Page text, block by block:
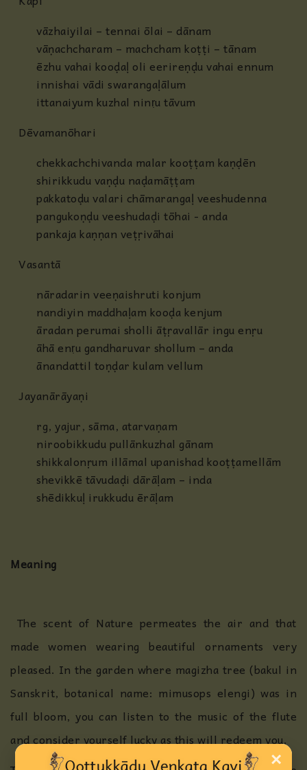
vāzhaiyilai – tennai ōlai – dānam
vāṇachcharam – machcham koṭṭi – tānam
ēzhu vahai kooḍaḷ oli eerireṇḍu vahai ennum
innishai vādi swarangaḷālum
ittanaiyum kuzhal ninṛu tāvum
Dēvamanōhari
chekkachchivanda malar kooṭṭam kaṇḍēn
shirikkudu vaṇḍu naḍamāṭṭam
pakkatoḍu valari chāmarangaḷ veeshudenna
pangukoṇḍu veeshudaḍi tōhai - anda
pankaja kaṇṇan veṭṛivāhai
Vasantā
nāradarin veeṇaishruti konjum
nandiyin maddhaḷam kooḍa kenjum
āradan perumai sholli āṭṛavallār ingu enṛu
āhā enṛu gandharuvar shollum – anda
ānandattil toṇḍar kulam vellum
Jayanārāyaṇi
rg, yajur, sāma, atarvaṇam
niroobikkudu pullānkuzhal gānam
shikkalonṛum illāmal upanishad kooṭṭamellām
shevikkē tāvudaḍi dārāḷam – inda
shēdikkuḷ irukkudu ērāḷam
Meaning
The scent of Nature permeates the air and that
made women wearing beautiful ornaments very
pleased. In the garden where magizha tree (bakul in
Sanskrit, botanical name: mimusops elengi) was in
full bloom, you can listen to the music of the flute
and consider yourself lucky as this will redeem you.
×